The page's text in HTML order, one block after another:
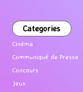
Categories
Cinéma
Communiqué de Presse
Concours
Jeux